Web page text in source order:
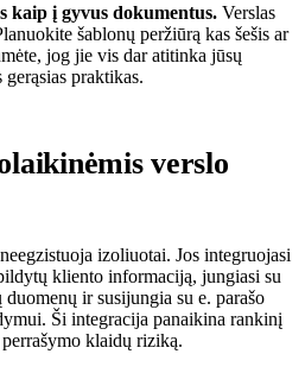
kaip į gyvus dokumentus. Verslas
šablonų peržiūrą kas šešis ar
jog jie vis dar atitinka jūsų
praktikas.
verslo
izoliuotai. Jos integruojasi
kliento informaciją, jungiasi su
ir susijungia su e. parašo
Ši integracija panaikina rankinį
klaidų riziką.